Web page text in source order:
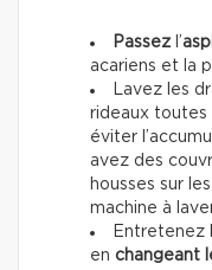
Passez l’
acariens et la
Lavez les
rideaux toutes
éviter
avez des
housses sur
machine à
Entretenez
en changeant